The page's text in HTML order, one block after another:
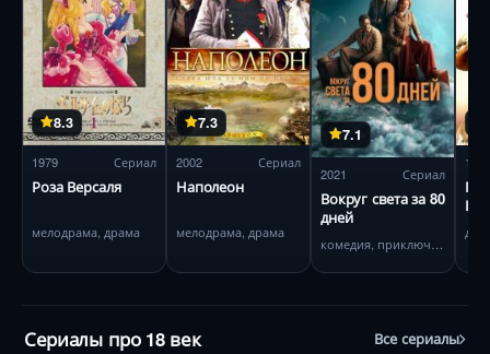
8.3
1979 Сериал
Роза Версаля
мелодрама, драма
7.3
2002 Сериал
Наполеон
мелодрама, драма
7.1
2021 Сериал
Вокруг света за 80
дней
комедия, приключения
1989
Сериалы про 18 век Все сериалы